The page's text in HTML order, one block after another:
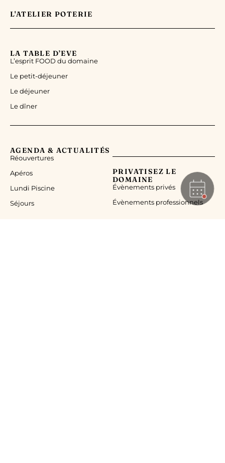
L'ATELIER POTERIE
LA TABLE D’EVE
L’esprit FOOD du domaine
Le petit-déjeuner
Le déjeuner
Le dîner
AGENDA & ACTUALITÉS
Réouvertures
Apéros
Lundi Piscine
Séjours
PRIVATISEZ LE
DOMAINE
Évènements privés
Évènements professionnels